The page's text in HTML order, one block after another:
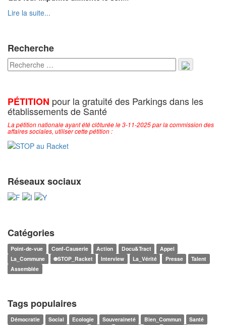
Lire la suite...
Recherche
PÉTITION pour la gratuité des Parkings dans les
établissements de Santé
La pétition nationale ayant été clôturée le 3-11-2025 par la commission des
affaires sociales, utiliser cette pétition :
Réseaux sociaux
Catégories
Point-de-vue Conf-Causerie Action Docu&Tract
Appel
La_Commune
⛔STOP_Racket Interview La_Vérité Presse
Talent
Assemblée
Tags populaires
Démocratie Social Ecologie Souveraineté Bien_Commun
Santé